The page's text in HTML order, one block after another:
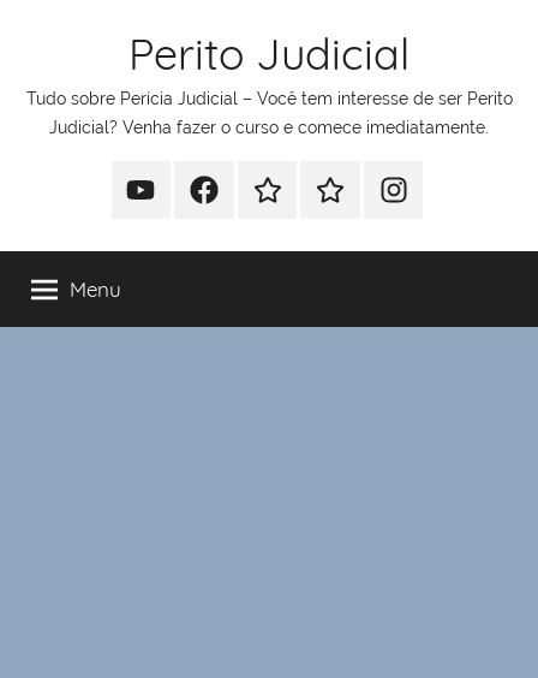
conteúdo
Perito Judicial
Tudo sobre Perícia Judicial – Você tem interesse de ser Perito
Judicial? Venha fazer o curso e comece imediatamente.
YoutubeFacebookWhatsappTelegramInstagram
Menu